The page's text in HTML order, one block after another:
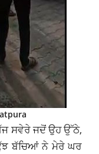
ਸਵੇਰੇ ਜਦੋਂ ਉਹ ਉੱਠੇ,
ਕੁੱਝ ਬੱਚਿਆਂ ਨੇ ਮੇਰੇ ਘਰ